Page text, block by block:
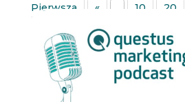
Pierwsza
« 10 20